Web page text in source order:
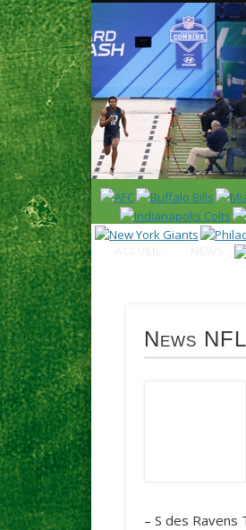
News en français sur la
News
– S des Ravens